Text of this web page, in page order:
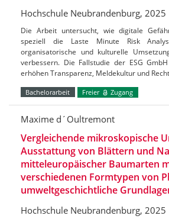
Hochschule Neubrandenburg, 2025
Die Arbeit untersucht, wie digitale
speziell die Laste Minute Risk
organisatorische und kulturelle
verbessern. Die Fallstudie der ESG
erhöhen Transparenz, Meldekultur und
Bachelorarbeit Freier Zugang
Maxime d´Oultremont
Vergleichende mikroskopische
Ausstattung von Blättern und
mitteleuropäischer Baumarten
verschiedenen Formtypen von
umweltgeschichtliche
Hochschule Neubrandenburg, 2025